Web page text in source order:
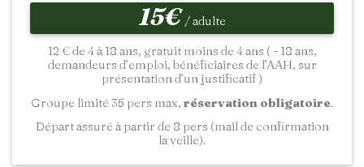
15€ / adulte
12 € de 4 à 18 ans, gratuit moins de 4 ans ( - 18 ans,
demandeurs d’emploi, bénéficiaires de l’AAH, sur
présentation d’un justificatif )
Groupe limité 35 pers max, réservation obligatoire.
Départ assuré à partir de 8 pers (mail de confirmation
la veille).